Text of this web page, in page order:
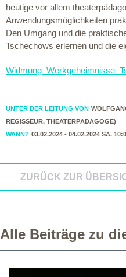
heutige vor allem
Anwendungsmöglichkeiten
Den Umgang und die
Tschechows erlernen und die
UNTER DER LEITUNG VON
REGISSEUR, THEATERPÄDAGOGE)
WANN? 03.02.2024 - 04.02.2024 SA.
ZURÜCK ZUR
Alle Beiträge zu